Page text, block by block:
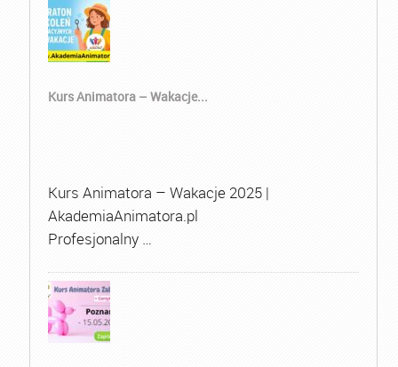
Kurs Animatora – Wakacje...
Kurs Animatora – Wakacje 2025 |
AkademiaAnimatora.pl
Profesjonalny …